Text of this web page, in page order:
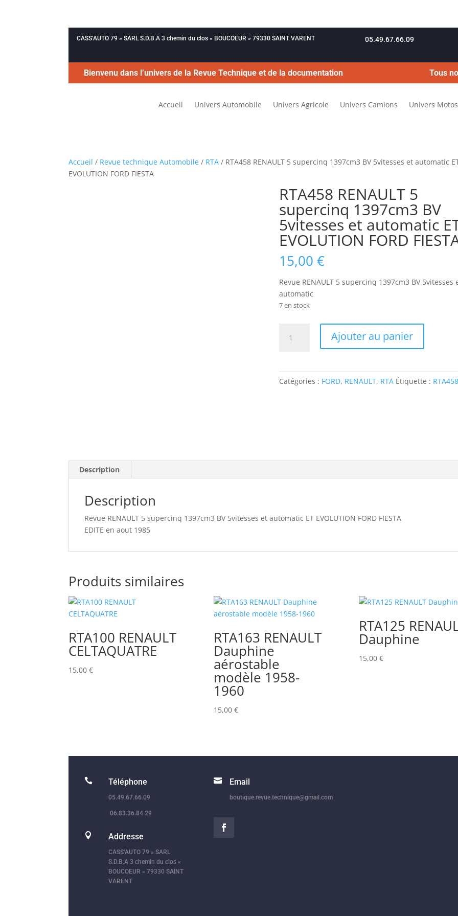
CASS’AUTO 79 » SARL S.D.B.A 3 chemin du clos « BOUCOEUR » 79330 SAINT VARENT 05.49.67.66.09
Bienvenu dans l’univers de la Revue Technique et de la documentation Tous
Accueil Univers Automobile Univers Agricole Univers Camions Univers Motos
Accueil / Revue technique Automobile / RTA / RTA458 RENAULT 5 supercinq 1397cm3 BV 5vitesses et automatic
EVOLUTION FORD FIESTA
RTA458 RENAULT 5
supercinq 1397cm3 BV
5vitesses et automatic
EVOLUTION FORD
15,00€
Revue RENAULT 5 supercinq 1397cm3 BV 5vitesses
automatic
7 en stock
supercinq
FORD
Ajouter au panier
Catégories : FORD, RENAULT, RTA Étiquette :
Description
Description
Revue RENAULT 5 supercinq 1397cm3 BV 5vitesses et automatic ET EVOLUTION FORD FIESTA
EDITE en aout 1985
Produits similaires
RTA100 RENAULT
CELTAQUATRE
15,00€
RTA163 RENAULT
Dauphine
aérostable
modèle 1958-
1960
15,00 €
RTA125
Dauphine
15,00 €
 Téléphone
05.49.67.66.09
06.83.36.84.29
 Addresse
CASS’AUTO 79 » SARL
S.D.B.A 3 chemin du clos «
BOUCOEUR » 79330 SAINT
VARENT
 Email
boutique.revue.technique@gmail.com